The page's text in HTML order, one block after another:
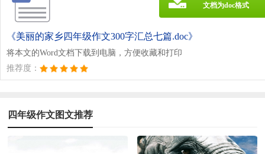
《美丽的家乡四年级作文300字汇总七篇.doc》
将本文的Word文档下载到电脑，方便收藏和打印
推荐度：
文档为doc格式
四年级作文图文推荐